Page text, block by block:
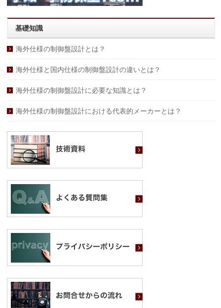
基礎知識
海外仕様の制御盤設計とは？
海外仕様と国内仕様の制御盤設計の違いとは？
海外仕様の制御盤設計に必要な知識とは？
海外仕様の制御盤設計における代表的メーカーとは？